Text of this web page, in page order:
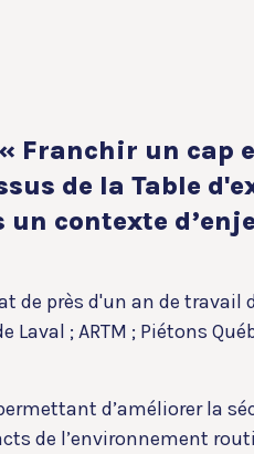
Franchir un cap
de la Table
contexte
près d'un an de travail
Laval ; ARTM ; Piétons
d’améliorer la
de l’environnement